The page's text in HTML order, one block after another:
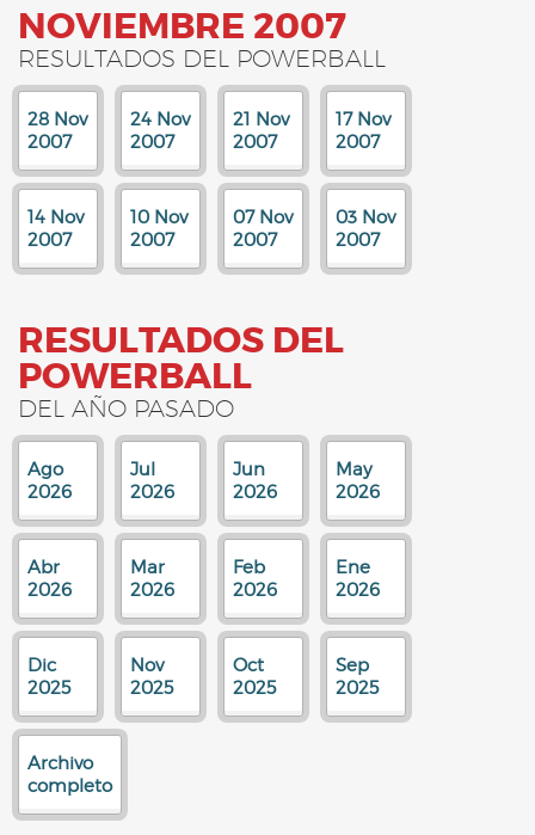
NOVIEMBRE 2007
RESULTADOS DEL POWERBALL
28 Nov
2007
24 Nov
2007
21 Nov
2007
17 Nov
2007
14 Nov
2007
10 Nov
2007
07 Nov
2007
03 Nov
2007
RESULTADOS DEL
POWERBALL
DEL AÑO PASADO
Ago
2026
Jul
2026
Jun
2026
May
2026
Abr
2026
Mar
2026
Feb
2026
Ene
2026
Dic
2025
Nov
2025
Oct
2025
Sep
2025
Archivo
completo